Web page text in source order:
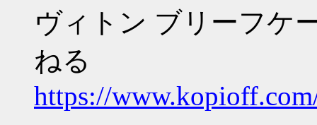
ヴィトン ブリーフケ
ねる
https://